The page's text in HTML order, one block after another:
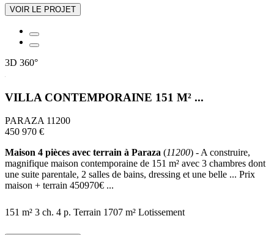
VOIR LE PROJET
3D 360°
VILLA CONTEMPORAINE 151 M² ...
PARAZA 11200
450 970 €
Maison 4 pièces avec terrain à Paraza (11200) - A construire,
magnifique maison contemporaine de 151 m² avec 3 chambres dont
une suite parentale, 2 salles de bains, dressing et une belle ... Prix
maison + terrain 450970€ ...
151 m² 3 ch. 4 p. Terrain 1707 m² Lotissement